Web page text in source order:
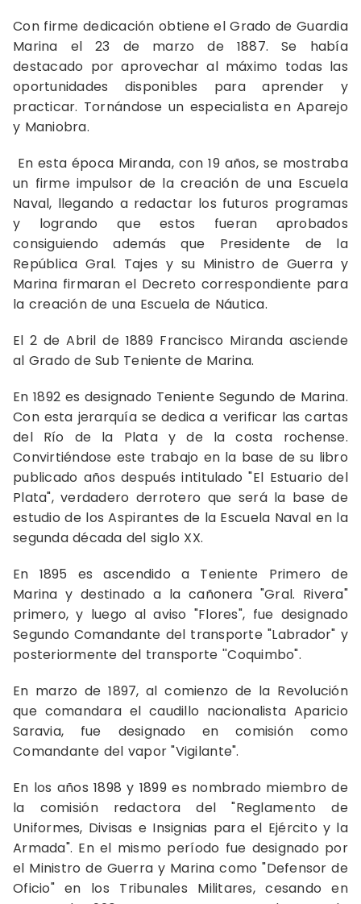
Con firme dedicación obtiene el Grado de Guardia
Marina el 23 de marzo de 1887. Se había
destacado por aprovechar al máximo todas las
oportunidades disponibles para aprender y
practicar. Tornándose un especialista en Aparejo
y Maniobra.
En esta época Miranda, con 19 años, se mostraba
un firme impulsor de la creación de una Escuela
Naval, llegando a redactar los futuros programas
y logrando que estos fueran aprobados
consiguiendo además que Presidente de la
República Gral. Tajes y su Ministro de Guerra y
Marina firmaran el Decreto correspondiente para
la creación de una Escuela de Náutica.
El 2 de Abril de 1889 Francisco Miranda asciende
al Grado de Sub Teniente de Marina.
En 1892 es designado Teniente Segundo de Marina.
Con esta jerarquía se dedica a verificar las cartas
del Río de la Plata y de la costa rochense.
Convirtiéndose este trabajo en la base de su libro
publicado años después intitulado "El Estuario del
Plata", verdadero derrotero que será la base de
estudio de los Aspirantes de la Escuela Naval en la
segunda década del siglo XX.
En 1895 es ascendido a Teniente Primero de
Marina y destinado a la cañonera "Gral. Rivera"
primero, y luego al aviso "Flores", fue designado
Segundo Comandante del transporte "Labrador" y
posteriormente del transporte ''Coquimbo".
En marzo de 1897, al comienzo de la Revolución
que comandara el caudillo nacionalista Aparicio
Saravia, fue designado en comisión como
Comandante del vapor "Vigilante".
En los años 1898 y 1899 es nombrado miembro de
la comisión redactora del "Reglamento de
Uniformes, Divisas e Insignias para el Ejército y la
Armada". En el mismo período fue designado por
el Ministro de Guerra y Marina como "Defensor de
Oficio" en los Tribunales Militares, cesando en